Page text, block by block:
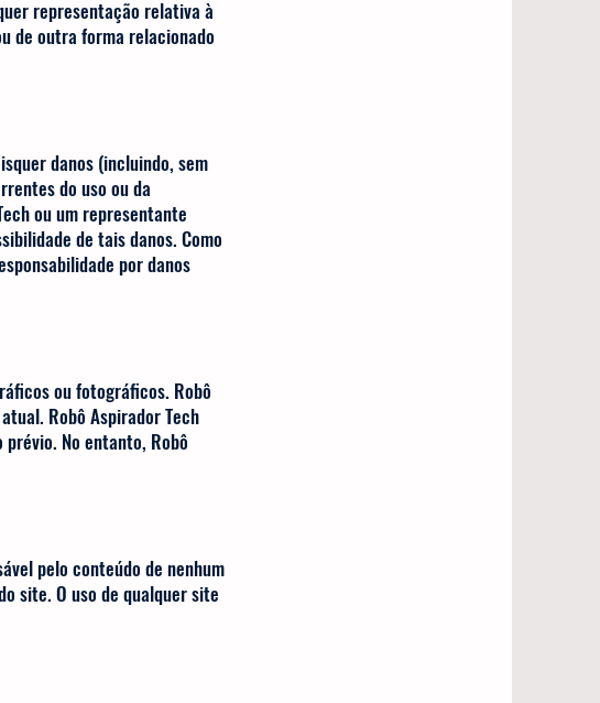
representação relativa à
de outra forma relacionado
danos (incluindo, sem
do uso ou da
ou um representante
de tais danos. Como
por danos
ou fotográficos. Robô
Robô Aspirador Tech
No entanto, Robô
pelo conteúdo de nenhum
site. O uso de qualquer site